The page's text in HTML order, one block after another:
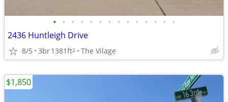
• • • • • • • • • • • • • •
2436 Huntleigh Drive
8/5 3br1381ft2 The Vilage
$1,850